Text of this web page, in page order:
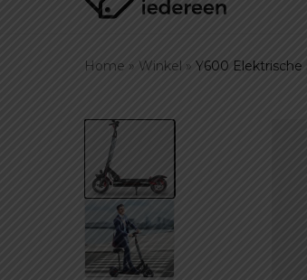
Home » Winkel » Y600 Elektrische